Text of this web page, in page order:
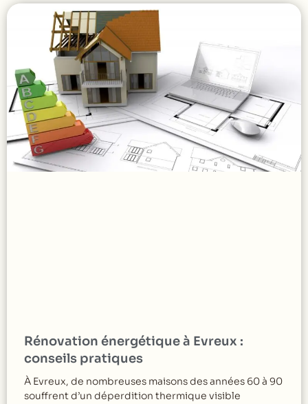
Rénovation énergétique à Evreux :
conseils pratiques
À Evreux, de nombreuses maisons des années 60 à 90
souffrent d’un déperdition thermique visible